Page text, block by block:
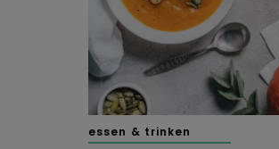
essen & trinken